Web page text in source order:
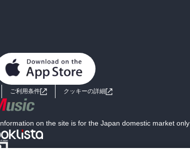
ご利用条件 クッキーの詳細
on the site is for the Japan domestic market only